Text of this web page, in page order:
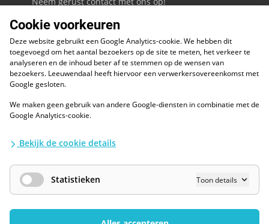
088 - 0086800
Volg ons op LinkedIn
ESG
Diversiteit en inclusie
Algemene voorwaarden
Waarborgen privacy en informatiebeveiliging
AI / LLM
Privacybescherming
Cookie voorkeuren
Deze website gebruikt een Google Analytics-cookie. We hebben dit
toegevoegd om het aantal bezoekers op de site te meten, het verkeer te
analyseren en de inhoud beter af te stemmen op de wensen van
bezoekers. Leeuwendaal heeft hiervoor een verwerkersovereenkomst met
Google gesloten.
We maken geen gebruik van andere Google-diensten in combinatie met de
Google Analytics-cookie.
Bekijk de cookie details
Statistieken Toon details